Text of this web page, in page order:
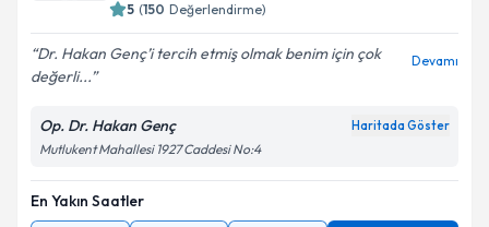
5 (150 Değerlendirme)
Dr. Hakan Genç’i tercih etmiş olmak benim için çok
değerli...
Devamı
Op. Dr. Hakan Genç Haritada Göster
Mutlukent Mahallesi 1927 Caddesi No:4
En Yakın Saatler